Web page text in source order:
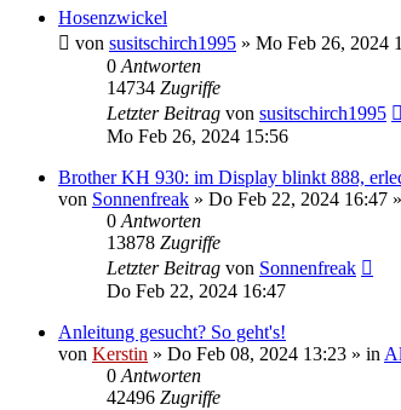
Hosenzwickel
von susitschirch1995 » Mo Feb 26, 2024
0 Antworten
14734 Zugriffe
Letzter Beitrag von susitschirch1995
Mo Feb 26, 2024 15:56
Brother KH 930: im Display blinkt 888,
von Sonnenfreak » Do Feb 22, 2024 16:47
0 Antworten
13878 Zugriffe
Letzter Beitrag von Sonnenfreak
Do Feb 22, 2024 16:47
Anleitung gesucht? So geht's!
von Kerstin » Do Feb 08, 2024 13:23 » in
0 Antworten
42496 Zugriffe